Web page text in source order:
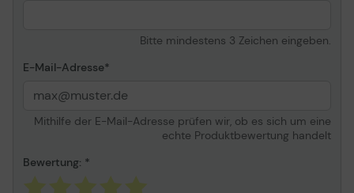
Bitte mindestens 3 Zeichen eingeben.
E-Mail-Adresse
Mithilfe der E-Mail-Adresse prüfen wir, ob es sich um eine
echte Produktbewertung handelt
Bewertung: